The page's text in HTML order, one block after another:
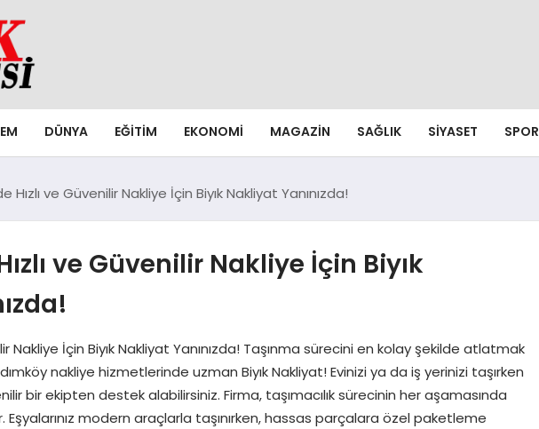
DÜNYA EĞITIM EKONOMI MAGAZIN SAĞLIK SIYASET SPOR
Hızlı ve Güvenilir Nakliye İçin Biyık Nakliyat Yanınızda!
ve Güvenilir Nakliye İçin Biyık
Nakliye İçin Biyık Nakliyat Yanınızda! Taşınma sürecini en kolay şekilde atlatmak
nakliye hizmetlerinde uzman Biyık Nakliyat! Evinizi ya da iş yerinizi taşırken
bir ekipten destek alabilirsiniz. Firma, taşımacılık sürecinin her aşamasında
modern araçlarla taşınırken, hassas parçalara özel paketleme